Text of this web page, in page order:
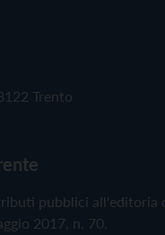
Trento
pubblici all'editoria
2017, n. 70.